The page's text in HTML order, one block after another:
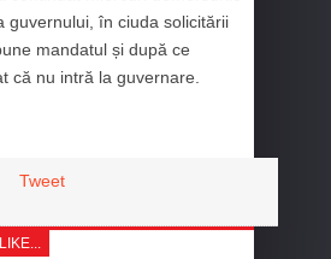
guvernului, în ciuda solicitării
mandatul și după ce
că nu intră la guvernare.
Tweet